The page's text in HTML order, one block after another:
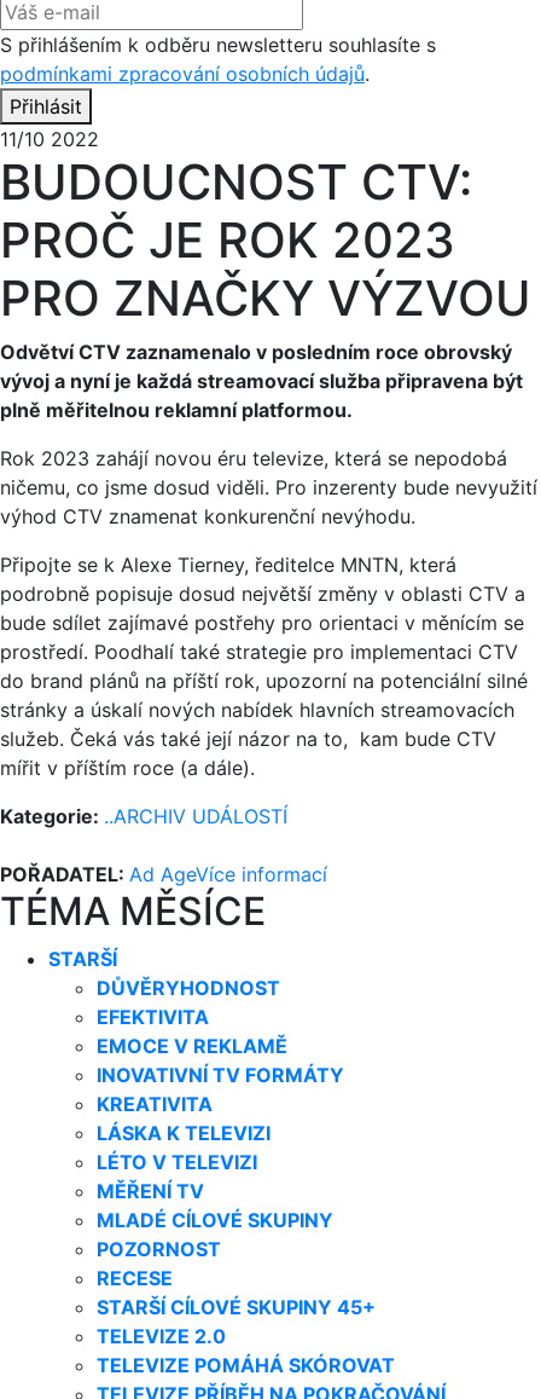
S přihlášením k odběru newsletteru souhlasíte s
podmínkami zpracování osobních údajů.
Přihlásit
11/10 2022
BUDOUCNOST CTV:
PROČ JE ROK 2023
PRO ZNAČKY VÝZVOU
Odvětví CTV zaznamenalo v posledním roce obrovský
vývoj a nyní je každá streamovací služba připravena být
plně měřitelnou reklamní platformou.
Rok 2023 zahájí novou éru televize, která se nepodobá
ničemu, co jsme dosud viděli. Pro inzerenty bude nevyužití
výhod CTV znamenat konkurenční nevýhodu.
Připojte se k Alexe Tierney, ředitelce MNTN, která
podrobně popisuje dosud největší změny v oblasti CTV a
bude sdílet zajímavé postřehy pro orientaci v měnícím se
prostředí. Poodhalí také strategie pro implementaci CTV
do brand plánů na příští rok, upozorní na potenciální silné
stránky a úskalí nových nabídek hlavních streamovacích
služeb. Čeká vás také její názor na to, kam bude CTV
mířit v příštím roce (a dále).
Kategorie: ..ARCHIV UDÁLOSTÍ
POŘADATEL: Ad AgeVíce informací
TÉMA MĚSÍCE
STARŠÍ
DŮVĚRYHODNOST
EFEKTIVITA
EMOCE V REKLAMĚ
INOVATIVNÍ TV FORMÁTY
KREATIVITA
LÁSKA K TELEVIZI
LÉTO V TELEVIZI
MĚŘENÍ TV
MLADÉ CÍLOVÉ SKUPINY
POZORNOST
RECESE
STARŠÍ CÍLOVÉ SKUPINY 45+
TELEVIZE 2.0
TELEVIZE POMÁHÁ SKÓROVAT
TELEVIZE PŘÍBĚH NA POKRAČOVÁNÍ